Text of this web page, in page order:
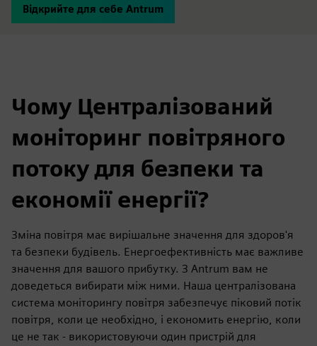
Відкрийте для себе Antrum
Чому Централізований
моніторинг повітряного
потоку для безпеки та
економії енергії?
Зміна повітря має вирішальне значення для здоров'я
та безпеки будівель. Енергоефективність має важливе
значення для вашого прибутку. З Antrum вам не
доведеться вибирати між ними. Наша централізована
система моніторингу повітря забезпечує піковий потік
повітря, коли це необхідно, і економить енергію, коли
це не так - використовуючи один пристрій для